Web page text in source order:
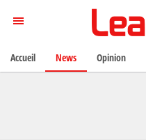
Accueil News Opinion